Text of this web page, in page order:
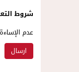
شروط
عدم